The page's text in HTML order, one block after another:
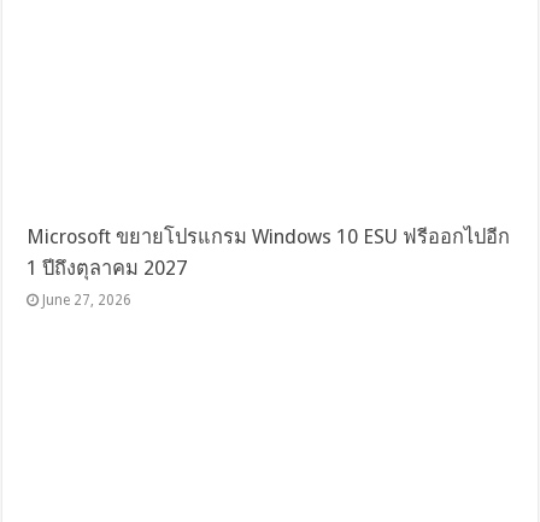
Microsoft ขยายโปรแกรม Windows 10 ESU ฟรีออกไปอีก
1 ปีถึงตุลาคม 2027
June 27, 2026